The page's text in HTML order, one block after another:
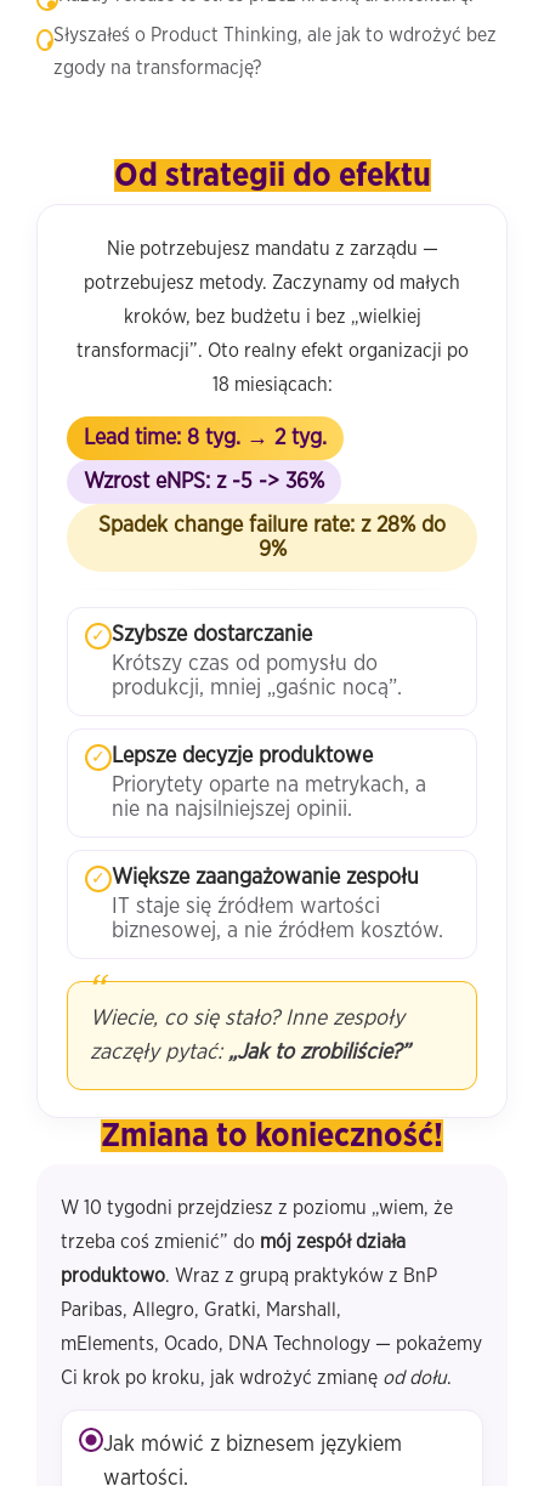
Słyszałeś o Product Thinking, ale jak to wdrożyć bez
zgody na transformację?
Od strategii do efektu
Nie potrzebujesz mandatu z zarządu —
potrzebujesz metody. Zaczynamy od małych
kroków, bez budżetu i bez „wielkiej
transformacji”. Oto realny efekt organizacji po
18 miesiącach:
Lead time: 8 tyg. → 2 tyg.
Wzrost eNPS: z -5 -> 36%
Spadek change failure rate: z 28% do
9%
✓ Szybsze dostarczanie
Krótszy czas od pomysłu do
produkcji, mniej „gaśnic nocą”.
✓
Lepsze decyzje produktowe
Priorytety oparte na metrykach, a
nie na najsilniejszej opinii.
✓ Większe zaangażowanie zespołu
IT staje się źródłem wartości
biznesowej, a nie źródłem kosztów.
“
Wiecie, co się stało? Inne zespoły
zaczęły pytać: „Jak to zrobiliście?”
Zmiana to konieczność!
W 10 tygodni przejdziesz z poziomu „wiem, że
trzeba coś zmienić” do mój zespół działa
produktowo. Wraz z grupą praktyków z BnP
Paribas, Allegro, Gratki, Marshall,
mElements, Ocado, DNA Technology — pokażemy
Ci krok po kroku, jak wdrożyć zmianę od dołu.
Jak mówić z biznesem językiem
wartości.